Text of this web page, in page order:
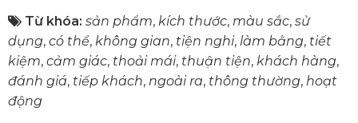
Từ khóa: sản phẩm, kích thước, màu sắc, sử
dụng, có thể, không gian, tiện nghi, làm bằng, tiết
kiệm, cảm giác, thoải mái, thuận tiện, khách hàng,
đánh giá, tiếp khách, ngoài ra, thông thường, hoạt
động